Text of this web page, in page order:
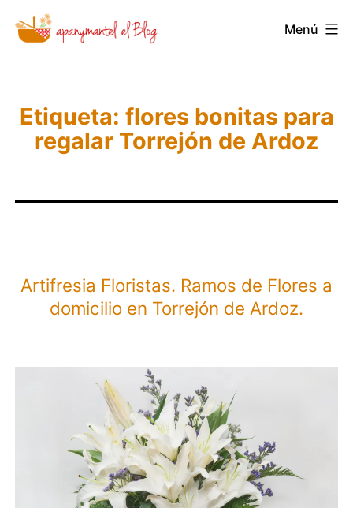
Saltar
Novedades
de
Apanymantel
Menú
Etiqueta: flores bonitas para
regalar Torrejón de Ardoz
Artifresia Floristas. Ramos de Flores a
domicilio en Torrejón de Ardoz.